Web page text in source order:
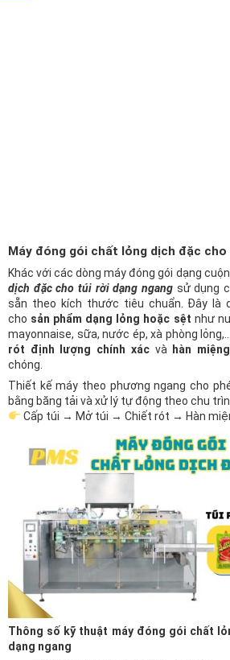
Máy đóng gói chất lỏng dịch đặc
Khác với các dòng máy đóng gói dạng
dịch đặc cho túi rời dạng ngangsử dụng
sẵn theo kích thước tiêu chuẩn. Đây là
cho sản phẩm dạng lỏng hoặc sệt như
mayonnaise, sữa, nước ép, xà phòng
rót định lượng chính xácvà hàn
chóng.
Thiết kế máy theo phương ngang cho
bằng băng tải và xử lý tự động theo chu
Cấp túi → Mở túi → Chiết rót → Hàn
Thông số kỹ thuật máy đóng gói chất
dạng ngang